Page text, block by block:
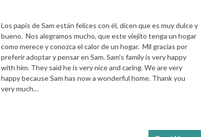
Los papis de Sam están felices con él, dicen que es muy dulce y
bueno. Nos alegramos mucho, que este viejito tenga un hogar
como merece y conozca el calor de un hogar. Mil gracias por
preferir adoptar y pensar en Sam. Sam’s family is very happy
with him. They said he is very nice and caring. We are very
happy because Sam has now a wonderful home. Thank you
very much…